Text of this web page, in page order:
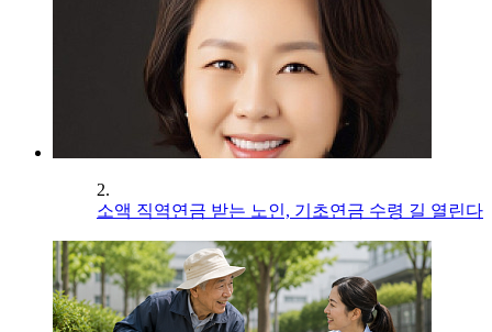
2.
소액 직역연금 받는 노인, 기초연금 수령 길 열린다